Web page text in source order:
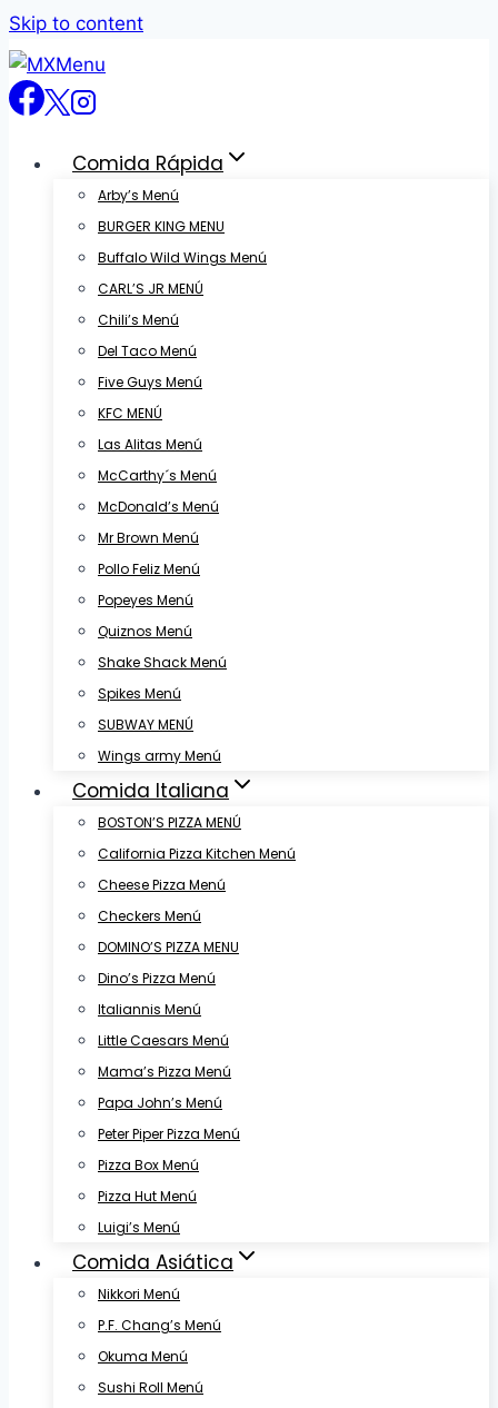
Skip to content
Comida Rápida
Arby’s Menú
BURGER KING MENU
Buffalo Wild Wings Menú
CARL’S JR MENÚ
Chili’s Menú
Del Taco Menú
Five Guys Menú
KFC MENÚ
Las Alitas Menú
McCarthy´s Menú
McDonald’s Menú
Mr Brown Menú
Pollo Feliz Menú
Popeyes Menú
Quiznos Menú
Shake Shack Menú
Spikes Menú
SUBWAY MENÚ
Wings army Menú
Comida Italiana
BOSTON’S PIZZA MENÚ
California Pizza Kitchen Menú
Cheese Pizza Menú
Checkers Menú
DOMINO’S PIZZA MENU
Dino’s Pizza Menú
Italiannis Menú
Little Caesars Menú
Mama’s Pizza Menú
Papa John’s Menú
Peter Piper Pizza Menú
Pizza Box Menú
Pizza Hut Menú
Luigi’s Menú
Comida Asiática
Nikkori Menú
P.F. Chang’s Menú
Okuma Menú
Sushi Roll Menú